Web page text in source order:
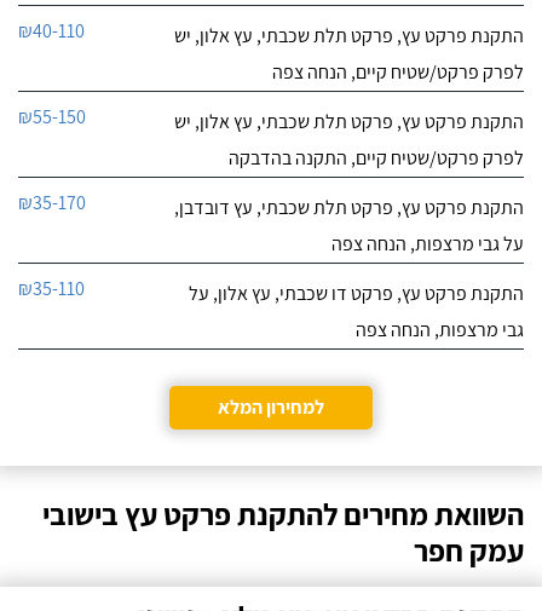
התקנת פרקט עץ, פרקט תלת שכבתי, עץ אלון, יש
לפרק פרקט/שטיח קיים, הנחה צפה
₪40-110
התקנת פרקט עץ, פרקט תלת שכבתי, עץ אלון, יש
לפרק פרקט/שטיח קיים, התקנה בהדבקה
₪55-150
התקנת פרקט עץ, פרקט תלת שכבתי, עץ דובדבן,
על גבי מרצפות, הנחה צפה
₪35-170
התקנת פרקט עץ, פרקט דו שכבתי, עץ אלון, על
גבי מרצפות, הנחה צפה
₪35-110
למחירון המלא
השוואת מחירים להתקנת פרקט עץ בישובי
עמק חפר